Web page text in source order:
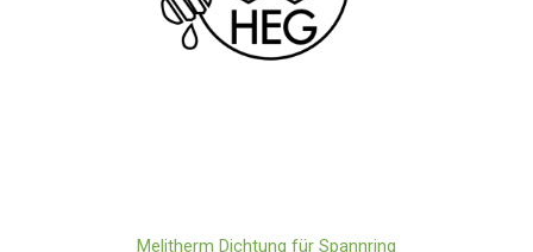
Melitherm Dichtung für Spannring